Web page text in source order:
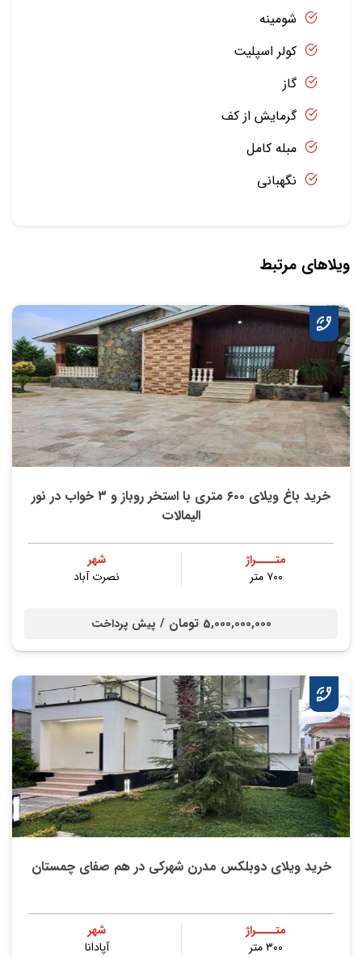
شومینه
کولر اسپلیت
گاز
گرمایش از کف
مبله کامل
نگهبانی
ویلاهای مرتبط
خرید باغ ویلای ۶۰۰ متری با استخر روباز و ۳ خواب در نور
الیمالات
متــــراژ
۷۰۰ متر
شهر
نصرت آباد
5,000,000,000 تومان / پیش پرداخت
خرید ویلای دوبلکس مدرن شهرکی در هم صفای چمستان
متــــراژ
۳۰۰ متر
شهر
آپادانا